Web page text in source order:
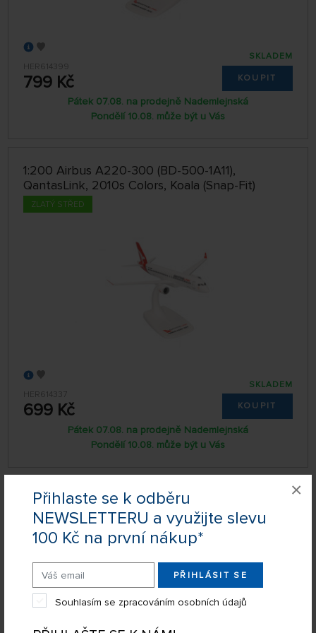
Přihlaste se k odběru
NEWSLETTERU a využijte slevu
100 Kč na první nákup*
PŘIHLÁSIT SE
Souhlasím se zpracováním osobních údajů
×
HER614399
799 Kč
SKLADEM
KOUPIT
Pátek 07.08. na prodejně Nademlejnská
Pondělí 10.08. může být u Vás
1:200 Airbus A220-300 (BD-500-1A11),
QantasLink, 2010s Colors, Koala (Snap-Fit)
ZLATÝ STŘED
HER614337
699 Kč
SKLADEM
KOUPIT
Pátek 07.08. na prodejně Nademlejnská
Pondělí 10.08. může být u Vás
1:200 Airbus A220-300, Air France, 2010s
Colors (Snap-Fit)
ZLATÝ STŘED